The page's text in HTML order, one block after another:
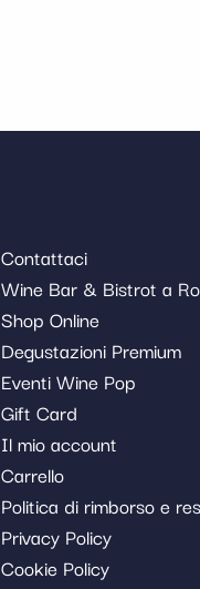
Contattaci
Wine Bar & Bistrot a
Shop Online
Degustazioni Premium
Eventi Wine Pop
Gift Card
Il mio account
Carrello
Politica di rimborso e
Privacy Policy
Cookie Policy